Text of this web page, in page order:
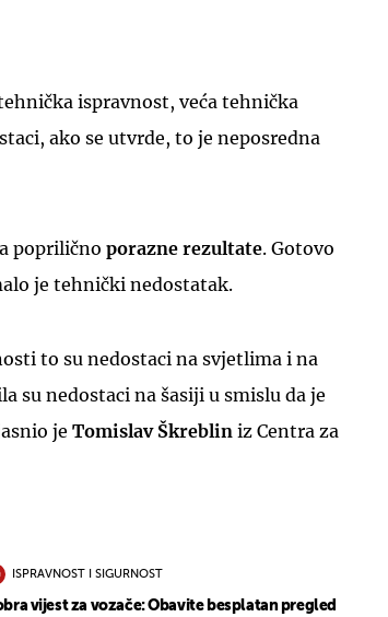
ispravnost, veća tehnička
ako se utvrde, to je neposredna
poprilično porazne rezultate. Gotovo
je tehnički nedostatak.
to su nedostaci na svjetlima i na
su nedostaci na šasiji u smislu da je
je Tomislav Škreblin iz Centra za
ISPRAVNOST I SIGURNOST
vijest za vozače: Obavite besplatan pregled